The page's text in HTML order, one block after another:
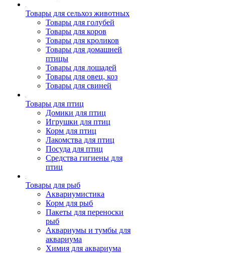
Товары для сельхоз животных
Товары для голубей
Товары для коров
Товары для кроликов
Товары для домашней
птицы
Товары для лошадей
Товары для овец, коз
Товары для свиней
Товары для птиц
Домики для птиц
Игрушки для птиц
Корм для птиц
Лакомства для птиц
Посуда для птиц
Средства гигиены для
птиц
Товары для рыб
Аквариумистика
Корм для рыб
Пакеты для переноски
рыб
Аквариумы и тумбы для
аквариума
Химия для аквариума